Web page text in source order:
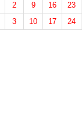
2 9 16 23
3 10 17 24